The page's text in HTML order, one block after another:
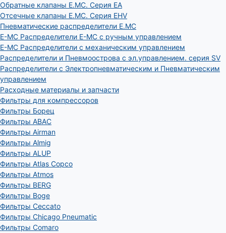
Обратные клапаны E.MC. Серия EA
Отсечные клапаны E.MC. Серия EHV
Пневматические распределители E.MC
E-MC Распределители E-MC с ручным управлением
E-MC Распределители с механическим управлением
Распределители и Пневмоострова с эл.управлением. серия SV
Распределители с Электропневматическим и Пневматическим
управлением
Расходные материалы и запчасти
Фильтры для компрессоров
Фильтры Борец
Фильтры ABAC
Фильтры Airman
Фильтры Almig
Фильтры ALUP
Фильтры Atlas Copco
Фильтры Atmos
Фильтры BERG
Фильтры Boge
Фильтры Ceccato
Фильтры Chicago Pneumatic
Фильтры Comaro